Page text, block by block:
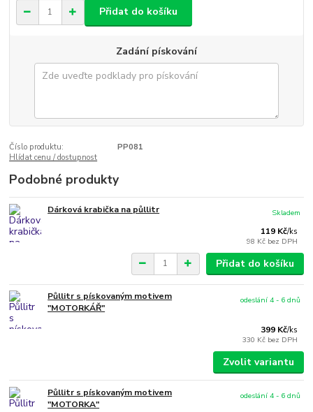
Přidat do košíku
Zadání pískování
Číslo produktu:
PP081
Hlídat cenu / dostupnost
Podobné produkty
Dárková krabička na půllitr
119 Kč/ks
98 Kč bez DPH
Skladem
Přidat do košíku
Půllitr s pískovaným motivem
"MOTORKÁŘ"
399 Kč/ks
330 Kč bez DPH
odeslání 4 - 6 dnů
Zvolit variantu
Půllitr s pískovaným motivem
"MOTORKA"
odeslání 4 - 6 dnů